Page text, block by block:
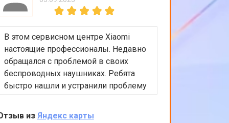
5800 ₽ Заказать
3900 ₽ Заказать
4500 ₽ Заказать
4200 ₽
В этом сервисном центре Xiaomi
настоящие профессионалы. Недавно
обращался с проблемой в своих
беспроводных наушниках. Ребята
быстро нашли и устранили проблему
с подключением. Цены адекватные,
обслуживание на высоком уровне.
из Яндекс карты